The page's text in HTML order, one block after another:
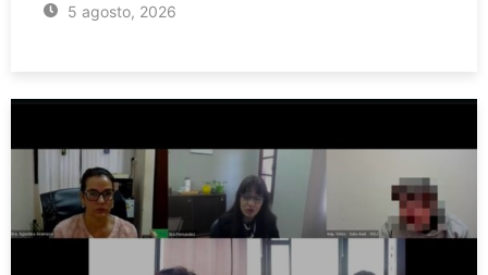
5 agosto, 2026